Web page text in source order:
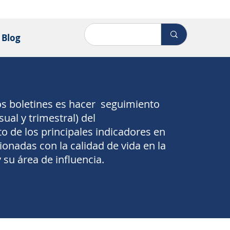
Blog
boletines es hacer seguimiento
y trimestral) del
de los principales indicadores en
con la calidad de vida en la
su área de influencia.